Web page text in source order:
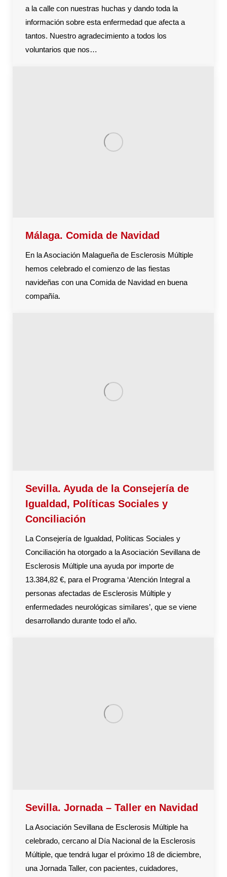
a la calle con nuestras huchas y dando toda la
información sobre esta enfermedad que afecta a
tantos. Nuestro agradecimiento a todos los
voluntarios que nos…
Málaga. Comida de Navidad
En la Asociación Malagueña de Esclerosis Múltiple
hemos celebrado el comienzo de las fiestas
navideñas con una Comida de Navidad en buena
compañía.
Sevilla. Ayuda de la Consejería de
Igualdad, Políticas Sociales y
Conciliación
La Consejería de Igualdad, Políticas Sociales y
Conciliación ha otorgado a la Asociación Sevillana de
Esclerosis Múltiple una ayuda por importe de
13.384,82 €, para el Programa ‘Atención Integral a
personas afectadas de Esclerosis Múltiple y
enfermedades neurológicas similares’, que se viene
desarrollando durante todo el año.
Sevilla. Jornada – Taller en Navidad
La Asociación Sevillana de Esclerosis Múltiple ha
celebrado, cercano al Día Nacional de la Esclerosis
Múltiple, que tendrá lugar el próximo 18 de diciembre,
una Jornada Taller, con pacientes, cuidadores,